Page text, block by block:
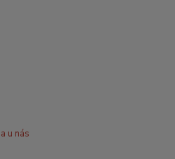
u nás